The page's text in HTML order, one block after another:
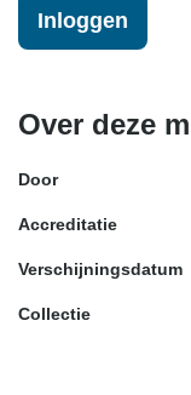
Inloggen
Over deze
Door
Accreditatie
Verschijningsdatum
Collectie